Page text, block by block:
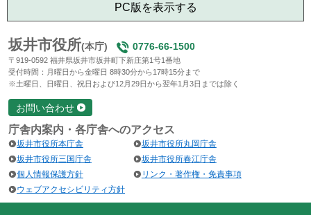
PC版を表示する
坂井市役所(本庁) 0776-66-1500
〒919-0592 福井県坂井市坂井町下新庄第1号1番地
受付時間：月曜日から金曜日 8時30分から17時15分まで
※土曜日、日曜日、祝日および12月29日から翌年1月3日までは除く
お問い合わせ
庁舎内案内・各庁舎へのアクセス
坂井市役所本庁舎
坂井市役所丸岡庁舎
坂井市役所三国庁舎
坂井市役所春江庁舎
個人情報保護方針
リンク・著作権・免責事項
ウェブアクセシビリティ方針